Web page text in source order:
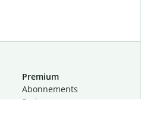
Premium
Abon­ne­ments
Preise